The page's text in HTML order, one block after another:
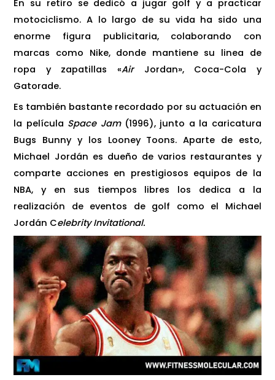
En su retiro se dedicó a jugar golf y a practicar
motociclismo. A lo largo de su vida ha sido una
enorme figura publicitaria, colaborando con
marcas como Nike, donde mantiene su linea de
ropa y zapatillas «AirJordan», Coca-Cola y
Gatorade.
Es también bastante recordado por su actuación en
la película Space Jam(1996), junto a la caricatura
Bugs Bunny y los Looney Toons. Aparte de esto,
Michael Jordán es dueño de varios restaurantes y
comparte acciones en prestigiosos equipos de la
NBA, y en sus tiempos libres los dedica a la
realización de eventos de golf como el Michael
Jordán Celebrity Invitational.